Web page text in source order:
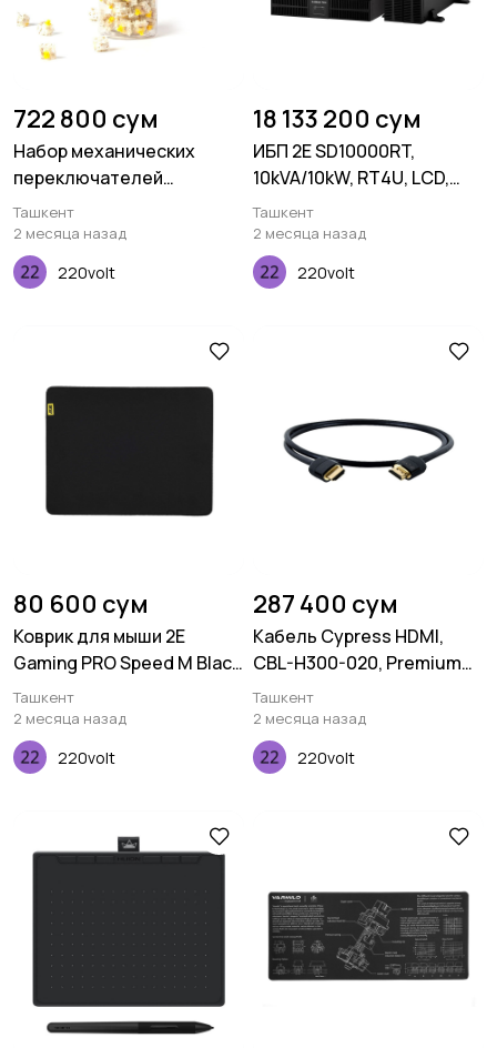
722 800 сум
Набор механических
переключателей
Keychron Gateron Silent,
Yellow, 110 pcs
Ташкент
2 месяца назад
220volt
18 133 200 сум
ИБП 2E SD10000RT,
10kVA/10kW, RT4U, LCD,
USB, Terminal in&out
Ташкент
2 месяца назад
220volt
80 600 сум
Коврик для мыши 2E
Gaming PRO Speed M Black
(360*275*3 мм)
Ташкент
2 месяца назад
220volt
287 400 сум
Кабель Cypress HDMI,
CBL-H300-020, Premium
4K, 2.0M, 30AWG
Ташкент
2 месяца назад
220volt